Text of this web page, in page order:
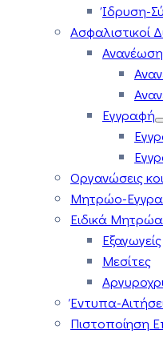
Ίδρυση-
Ασφαλιστικοί
Ανανέωση
Εγγραφή
Οργανώσεις
Μητρώο-
Ειδικά Μητρώα
Εξαγωγείς
Μεσίτες
Έντυπα-
Πιστοποίηση